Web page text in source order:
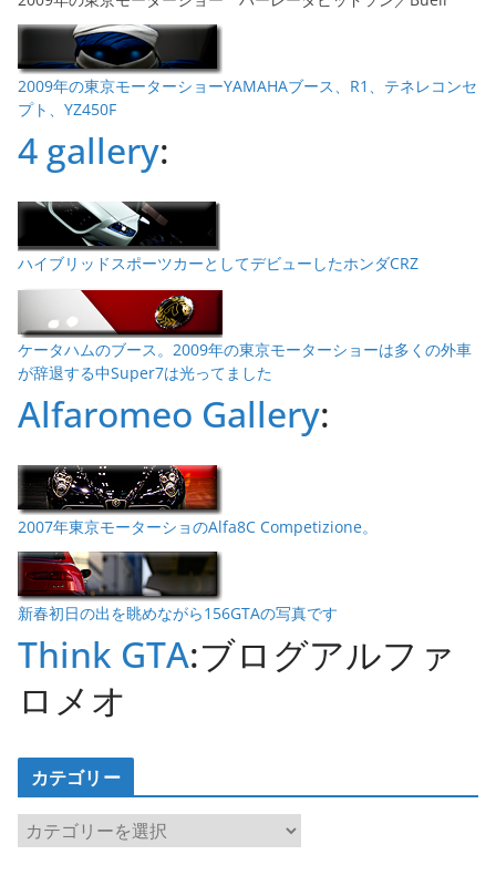
2009年の東京モーターショーYAMAHAブース、R1、テネレコンセ
プト、YZ450F
4 gallery:
ハイブリッドスポーツカーとしてデビューしたホンダCRZ
ケータハムのブース。2009年の東京モーターショーは多くの外車
が辞退する中Super7は光ってました
Alfaromeo Gallery:
2007年東京モーターショのAlfa8C Competizione。
新春初日の出を眺めながら156GTAの写真です
Think GTA:ブログアルファ
ロメオ
カテゴリー
カ
テ